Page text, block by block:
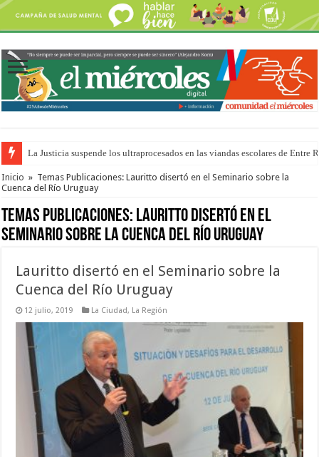
La Justicia suspende los ultraprocesados en las viandas escolares de Entre
Se presentará la obra “La Runfla de los Macanos”
Inicio » Temas Publicaciones: Lauritto disertó en el Seminario sobre la
Cuenca del Río Uruguay
Temas Publicaciones: Lauritto disertó en el
Seminario sobre la Cuenca del Río Uruguay
Lauritto disertó en el Seminario sobre la
Cuenca del Río Uruguay
12 julio, 2019 La Ciudad, La Región